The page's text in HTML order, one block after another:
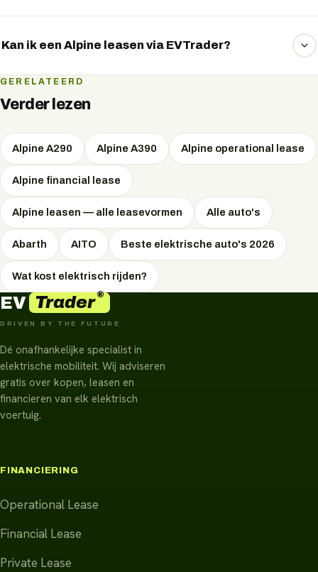
actieradius en laadsnelheid die ruim voldoende zijn voor
snelweg.
Kan ik een Alpine leasen via EVTrader?
Ja. EVTrader regelt de Alpine A290 via operational lease,
private lease of koop. Wij vergelijken onafhankelijk en
voorstel via WhatsApp.
GERELATEERD
Verder lezen
Alpine A290 Alpine A390 Alpine operational lease
Alpine financial lease
Alpine leasen — alle leasevormen Alle auto's
Abarth AITO Beste elektrische auto's 2026
Wat kost elektrisch rijden?
EV Trader®
DRIVEN BY THE FUTURE
Dé onafhankelijke specialist in
elektrische mobiliteit. Wij adviseren
gratis over kopen, leasen en
financieren van elk elektrisch
voertuig.
FINANCIERING
Operational Lease
Financial Lease
Private Lease